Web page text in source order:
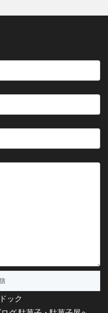
ック